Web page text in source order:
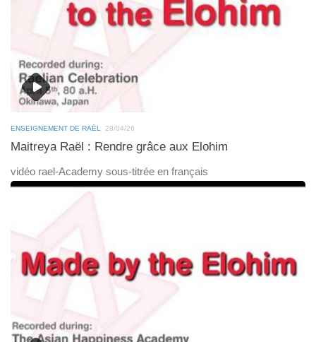
ENSEIGNEMENT DE RAËL 28/04/26
Maitreya Raël : Rendre grâce aux Elohim
vidéo rael-Academy sous-titrée en français